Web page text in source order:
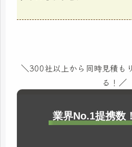
＼300社以上から同時見積も
る！／
業界No.1提携数